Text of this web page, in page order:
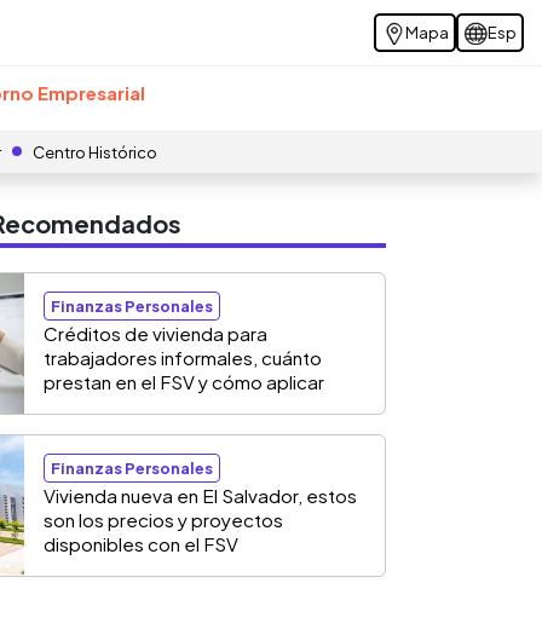
Mapa Esp
Empresarial
Centro Histórico
Finanzas Personales
Créditos de vivienda para
trabajadores informales, cuánto
prestan en el FSV y cómo aplicar
Finanzas Personales
Vivienda nueva en El Salvador, estos
son los precios y proyectos
disponibles con el FSV